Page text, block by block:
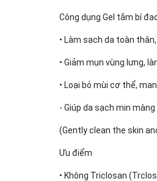
Công dụng Gel tắm bí
• Làm sạch da toàn
• Giảm mụn vùng lưng,
• Loại bỏ mùi cơ thể,
- Giúp da sạch min
(Gently clean the skin
Ưu điểm
• Không Triclosan